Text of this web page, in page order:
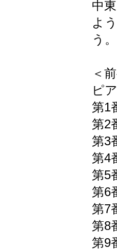
中
よ
う。
＜
ピ
第1
第2
第3
第4
第5
第6
第7
第8
第9